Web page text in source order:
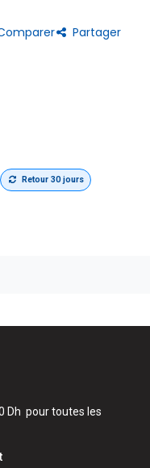
Partager
Retour 30 jours
Dh pour toutes les